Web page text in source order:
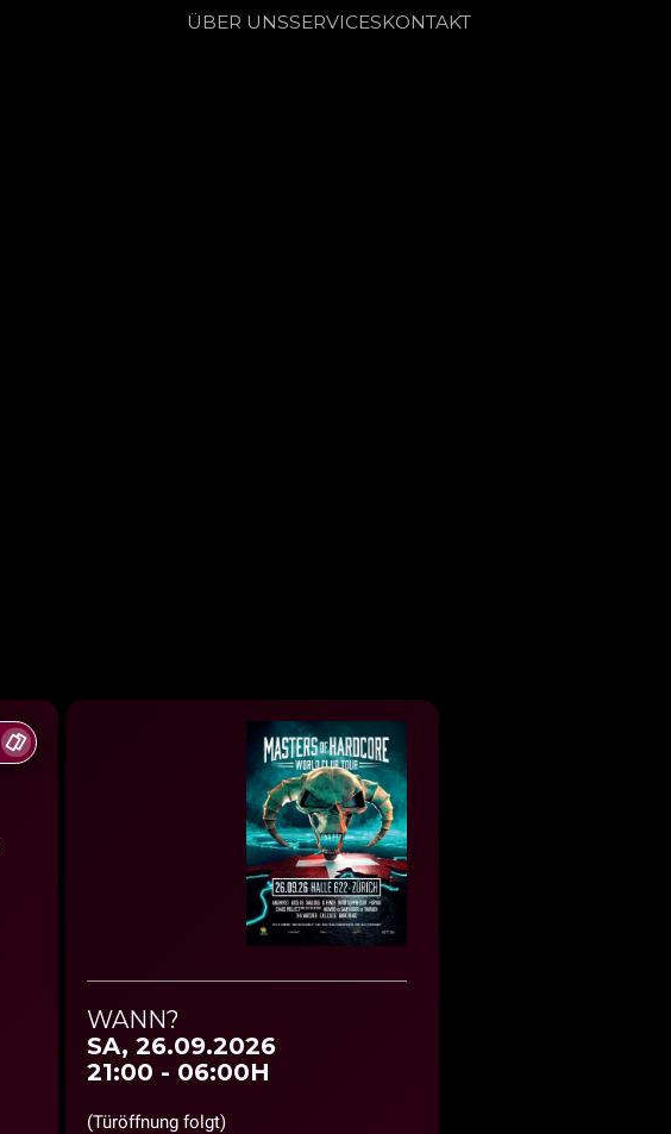
ÜBER UNSSERVICESKONTAKT
WANN?
SA, 26.09.2026
21:00 - 06:00H
(Türöffnung folgt)